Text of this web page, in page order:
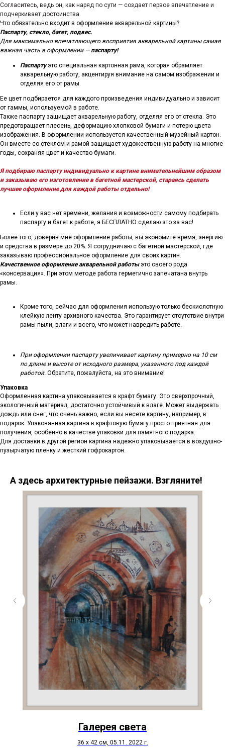
Согласитесь, ведь он, как наряд по сути — создает первое впечатление и
подчеркивает достоинства.
Что обязательно входит в оформление акварельной картины?
Паспарту, стекло, багет, подвес.
Для максимально впечатляющего восприятия акварельной картины самая
важная часть в оформлении —паспарту!
Паспартуэто специальная картонная рама, которая обрамляет
акварельную работу, акцентируя внимание на самом изображении и
отделяя его от рамы.
Ее цвет подбирается для каждого произведения индивидуально и зависит
от гаммы, используемой в работе.
Также паспарту защищает акварельную работу, отделяя его от стекла. Это
предотвращает плесень, деформацию хлопковой бумаги и потерю цвета
изображения. В оформлении используется качественный музейный картон.
Он вместе со стеклом и рамой защищает художественную работу на многие
годы, сохраняя цвет и качество бумаги.
Я подбираю паспарту индивидуально к картине внимательнейшим образом
и заказываю его изготовление в багетной мастерской, стараясь сделать
лучшее оформление для каждой работы отдельно!
Если у вас нет времени, желания и возможности самому подбирать
паспарту и багет к работе, я БЕСПЛАТНО сделаю это за вас!
Более того, доверив мне оформление работы, вы экономите время, энергию
и средства в размере до 20%. Я сотрудничаю с багетной мастерской, где
заказываю профессиональное оформление для своих картин.
Качественное оформление акварельной работы это своего рода
«консервация». При этом методе работа герметично запечатана внутрь
рамы.
Кроме того, сейчас для оформления использую только бескислотную
клейкую ленту архивного качества. Это гарантирует отсутствие внутри
рамы пыли, влаги и всего, что может навредить работе.
При оформлении паспарту увеличивает картину примерно на 10 см
по длине и высоте от исходного размера, указанного под каждой
работой. Обратите, пожалуйста, на это внимание!
Упаковка
Оформленная картина упаковывается в крафт бумагу. Это сверхпрочный,
экологичный материал, достаточно устойчивый к влаге. Может выдержать
дождь или снег, что очень важно, если вы несете картину, например, в
подарок. Упакованная картина в крафтовую бумагу просто приятная для
получения, особенно в качестве упаковки для памятного подарка.
Для доставки в другой регион картина надежно упаковывается в воздушно-
пузырчатую пленку и жесткий гофрокартон.
А здесь архитектурные пейзажи. Взгляните!
Галерея света
36 х 42 см, 05.11. 2022 г.